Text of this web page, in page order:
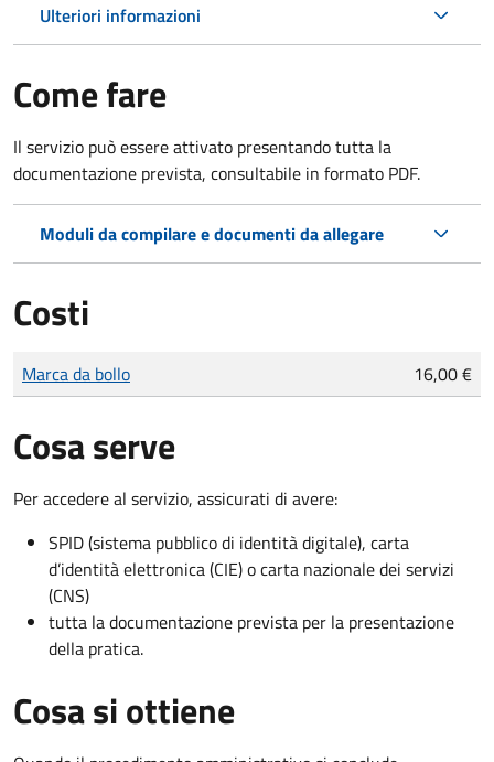
Ulteriori informazioni
Come fare
Il servizio può essere attivato presentando tutta la
documentazione prevista, consultabile in formato PDF.
Moduli da compilare e documenti da allegare
Costi
Tipo di pagamento
Importo
Marca da bollo 16,00 €
Cosa serve
Per accedere al servizio, assicurati di avere:
SPID (sistema pubblico di identità digitale), carta
d’identità elettronica (CIE) o carta nazionale dei servizi
(CNS)
tutta la documentazione prevista per la presentazione
della pratica.
Cosa si ottiene